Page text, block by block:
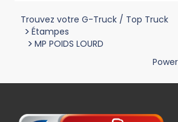
Trouvez votre G-Truck / Top Truck
> Étampes
> MP POIDS LOURD